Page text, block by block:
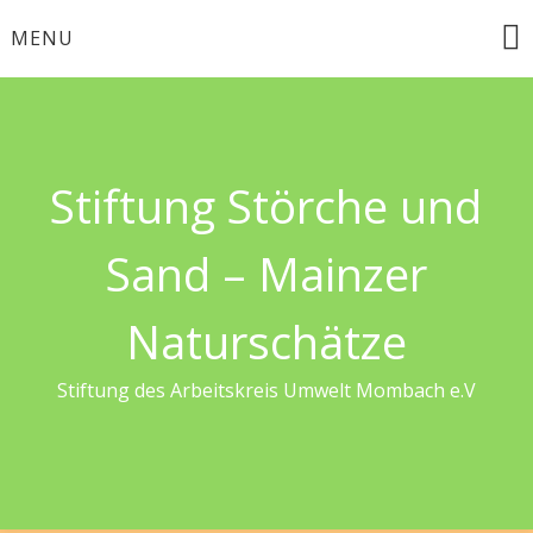
toMENU
Stiftung Störche und
Sand – Mainzer
Naturschätze
Stiftung des Arbeitskreis Umwelt Mombach e.V